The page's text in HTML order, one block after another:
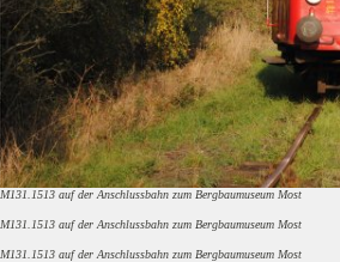
M131.1513 auf der Anschlussbahn zum Bergbaumuseum Most
M131.1513 auf der Anschlussbahn zum Bergbaumuseum Most
M131.1513 auf der Anschlussbahn zum Bergbaumuseum Most